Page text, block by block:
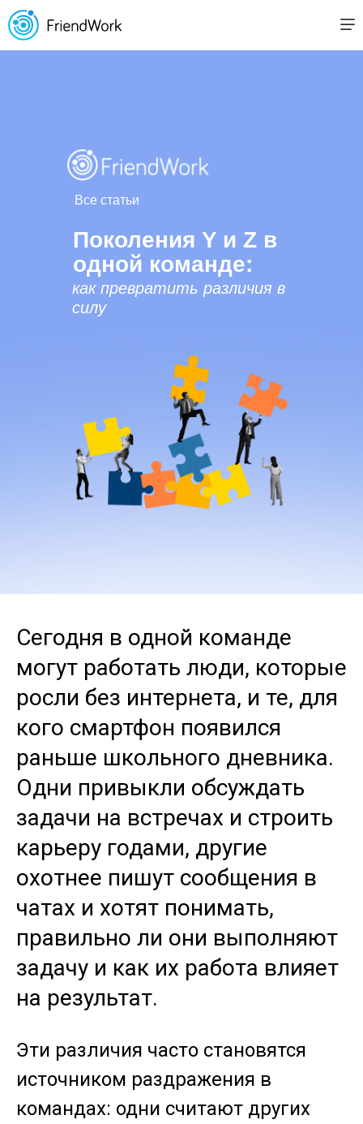
Все статьи
как превратить различия в
силу
Поколения Y и Z в
одной команде:
Сегодня в одной команде
могут работать люди, которые
росли без интернета, и те, для
кого смартфон появился
раньше школьного дневника.
Одни привыкли обсуждать
задачи на встречах и строить
карьеру годами, другие
охотнее пишут сообщения в
чатах и хотят понимать,
правильно ли они выполняют
задачу и как их работа влияет
на результат.
Эти различия часто становятся
источником раздражения в
командах: одни считают других